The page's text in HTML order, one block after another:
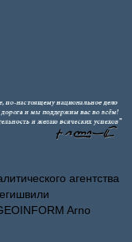
агентства
Arno